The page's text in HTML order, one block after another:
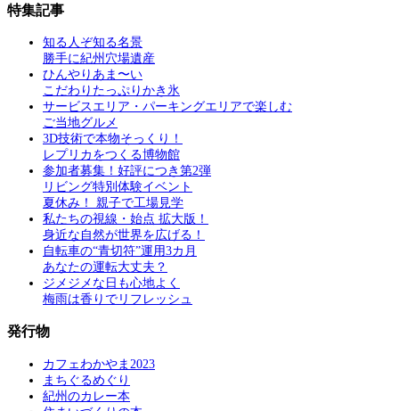
特集記事
知る人ぞ知る名景
勝手に紀州穴場遺産
ひんやりあま〜い
こだわりたっぷりかき氷
サービスエリア・パーキングエリアで楽しむ
ご当地グルメ
3D技術で本物そっくり！
レプリカをつくる博物館
参加者募集！好評につき第2弾
リビング特別体験イベント
夏休み！ 親子で工場見学
私たちの視線・始点 拡大版！
身近な自然が世界を広げる！
自転車の“青切符”運用3カ月
あなたの運転大丈夫？
ジメジメな日も心地よく
梅雨は香りでリフレッシュ
発行物
カフェわかやま2023
まちぐるめぐり
紀州のカレー本